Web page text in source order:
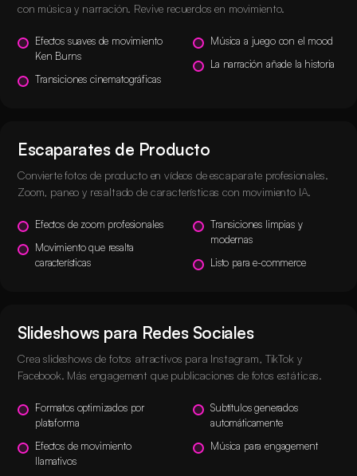
con música y narración. Revive recuerdos en movimiento.
Efectos suaves de movimiento
Ken Burns
Transiciones cinematográficas
Música a juego con el mood
La narración añade la historia
Escaparates de Producto
Convierte fotos de producto en vídeos de escaparate profesionales.
Zoom, paneo y resaltado de características con movimiento IA.
Efectos de zoom profesionales
Movimiento que resalta
características
Transiciones limpias y
modernas
Listo para e-commerce
Slideshows para Redes Sociales
Crea slideshows de fotos atractivos para Instagram, TikTok y
Facebook. Más engagement que publicaciones de fotos estáticas.
Formatos optimizados por
plataforma
Efectos de movimiento
llamativos
Subtítulos generados
automáticamente
Música para engagement